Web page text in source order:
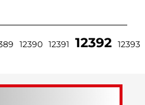
12390 12391 12392 12393